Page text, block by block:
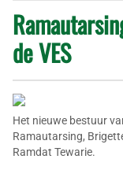
de VES
Het nieuwe bestuur
Ramautarsing,
Ramdat Tewarie.